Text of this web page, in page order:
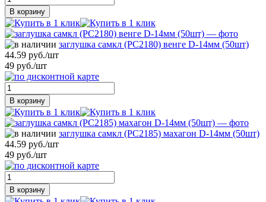
В корзину
заглушка самкл (РС2180) венге D-14мм (50шт)
44.59 руб./шт
49 руб./шт
В корзину
заглушка самкл (РС2185) махагон D-14мм (50шт)
44.59 руб./шт
49 руб./шт
В корзину